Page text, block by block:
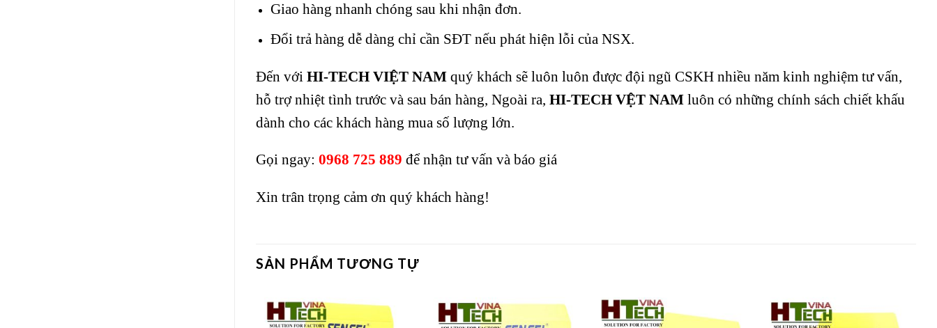
Giao hàng nhanh chóng sau khi nhận đơn.
Đổi trả hàng dễ dàng chỉ cần SĐT nếu phát hiện lỗi của NSX.
Đến với HI-TECH VIỆT NAM quý khách sẽ luôn luôn được đội ngũ CSKH nhiều năm kinh nghiệm tư vấn,
hỗ trợ nhiệt tình trước và sau bán hàng, Ngoài ra, HI-TECH VỆT NAM luôn có những chính sách chiết khấu
dành cho các khách hàng mua số lượng lớn.
Gọi ngay: 0968 725 889 để nhận tư vấn và báo giá
Xin trân trọng cảm ơn quý khách hàng!
SẢN PHẨM TƯƠNG TỰ